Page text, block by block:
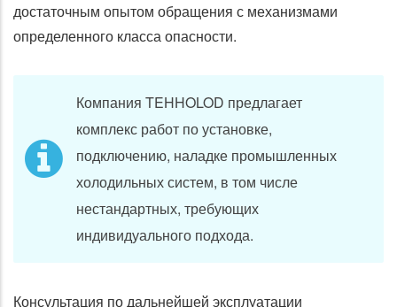
достаточным опытом обращения с механизмами
определенного класса опасности.
Компания TEHHOLOD предлагает
комплекс работ по установке,
подключению, наладке промышленных
холодильных систем, в том числе
нестандартных, требующих
индивидуального подхода.
Консультация по дальнейшей эксплуатации